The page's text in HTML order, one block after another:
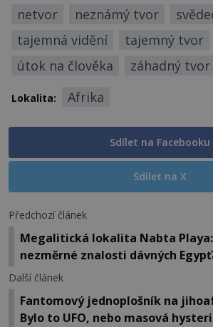
netvor
neznámý tvor
tajemná vidění
tajemný tvor
útok na člověka
záhadný tvor
Lokalita: Afrika
Sdílet na Facebooku
Sdílet na X
Předchozí článek
Megalitická lokalita Nabta
nezměrné znalosti dávných
Další článek
Fantomový jednoplošník na
Bylo to UFO, nebo masová